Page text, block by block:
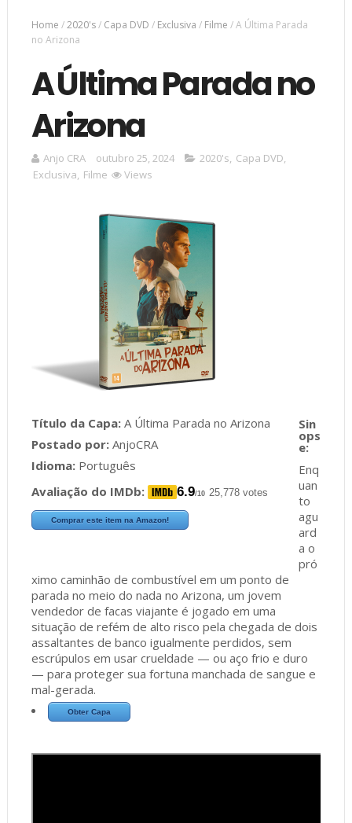
Home /2020's/ Capa DVD / Exclusiva / Filme /A Última Parada
no Arizona
A Última Parada no
Arizona
Anjo CRA outubro 25, 2024 2020's, Capa DVD,
Exclusiva, Filme Views
Título da Capa:A Última Parada no Arizona
Postado por:AnjoCRA
Idioma:Português
Avaliação do IMDb:
6.9/10 25,778 votes
Comprar este item na Amazon!
Enq
uan
to
agu
ard
a o
pró
ximo caminhão de combustível em um ponto de
parada no meio do nada no Arizona, um jovem
vendedor de facas viajante é jogado em uma
situação de refém de alto risco pela chegada de dois
assaltantes de banco igualmente perdidos, sem
escrúpulos em usar crueldade — ou aço frio e duro
— para proteger sua fortuna manchada de sangue e
mal-gerada.
Obter Capa